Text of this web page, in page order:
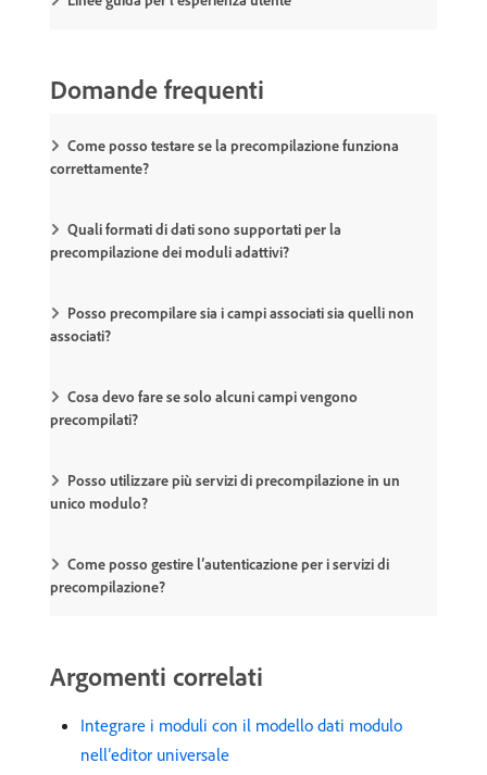
Domande frequenti
Come posso testare se la precompilazione funziona
correttamente?
Quali formati di dati sono supportati per la
precompilazione dei moduli adattivi?
Posso precompilare sia i campi associati sia quelli non
associati?
Cosa devo fare se solo alcuni campi vengono
precompilati?
Posso utilizzare più servizi di precompilazione in un
unico modulo?
Come posso gestire l’autenticazione per i servizi di
precompilazione?
Argomenti correlati
Integrare i moduli con il modello dati modulo
nell’editor universale